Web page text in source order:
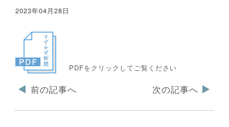
2023年04月28日
PDFをクリックしてご覧ください
前の記事へ 次の記事へ